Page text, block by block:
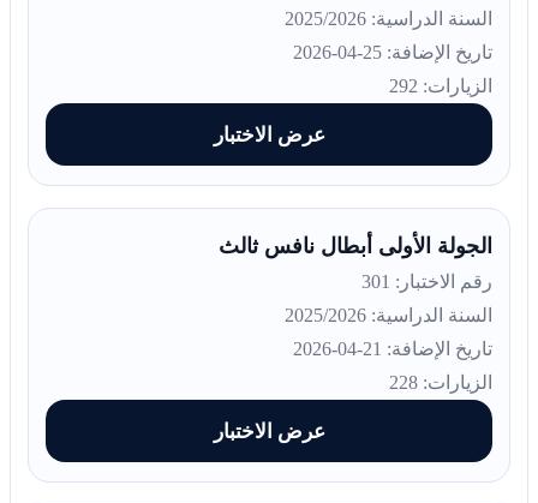
السنة الدراسية: 2025/2026
تاريخ الإضافة: 25-04-2026
الزيارات: 292
عرض الاختبار
الجولة الأولى أبطال نافس ثالث
رقم الاختبار: 301
السنة الدراسية: 2025/2026
تاريخ الإضافة: 21-04-2026
الزيارات: 228
عرض الاختبار